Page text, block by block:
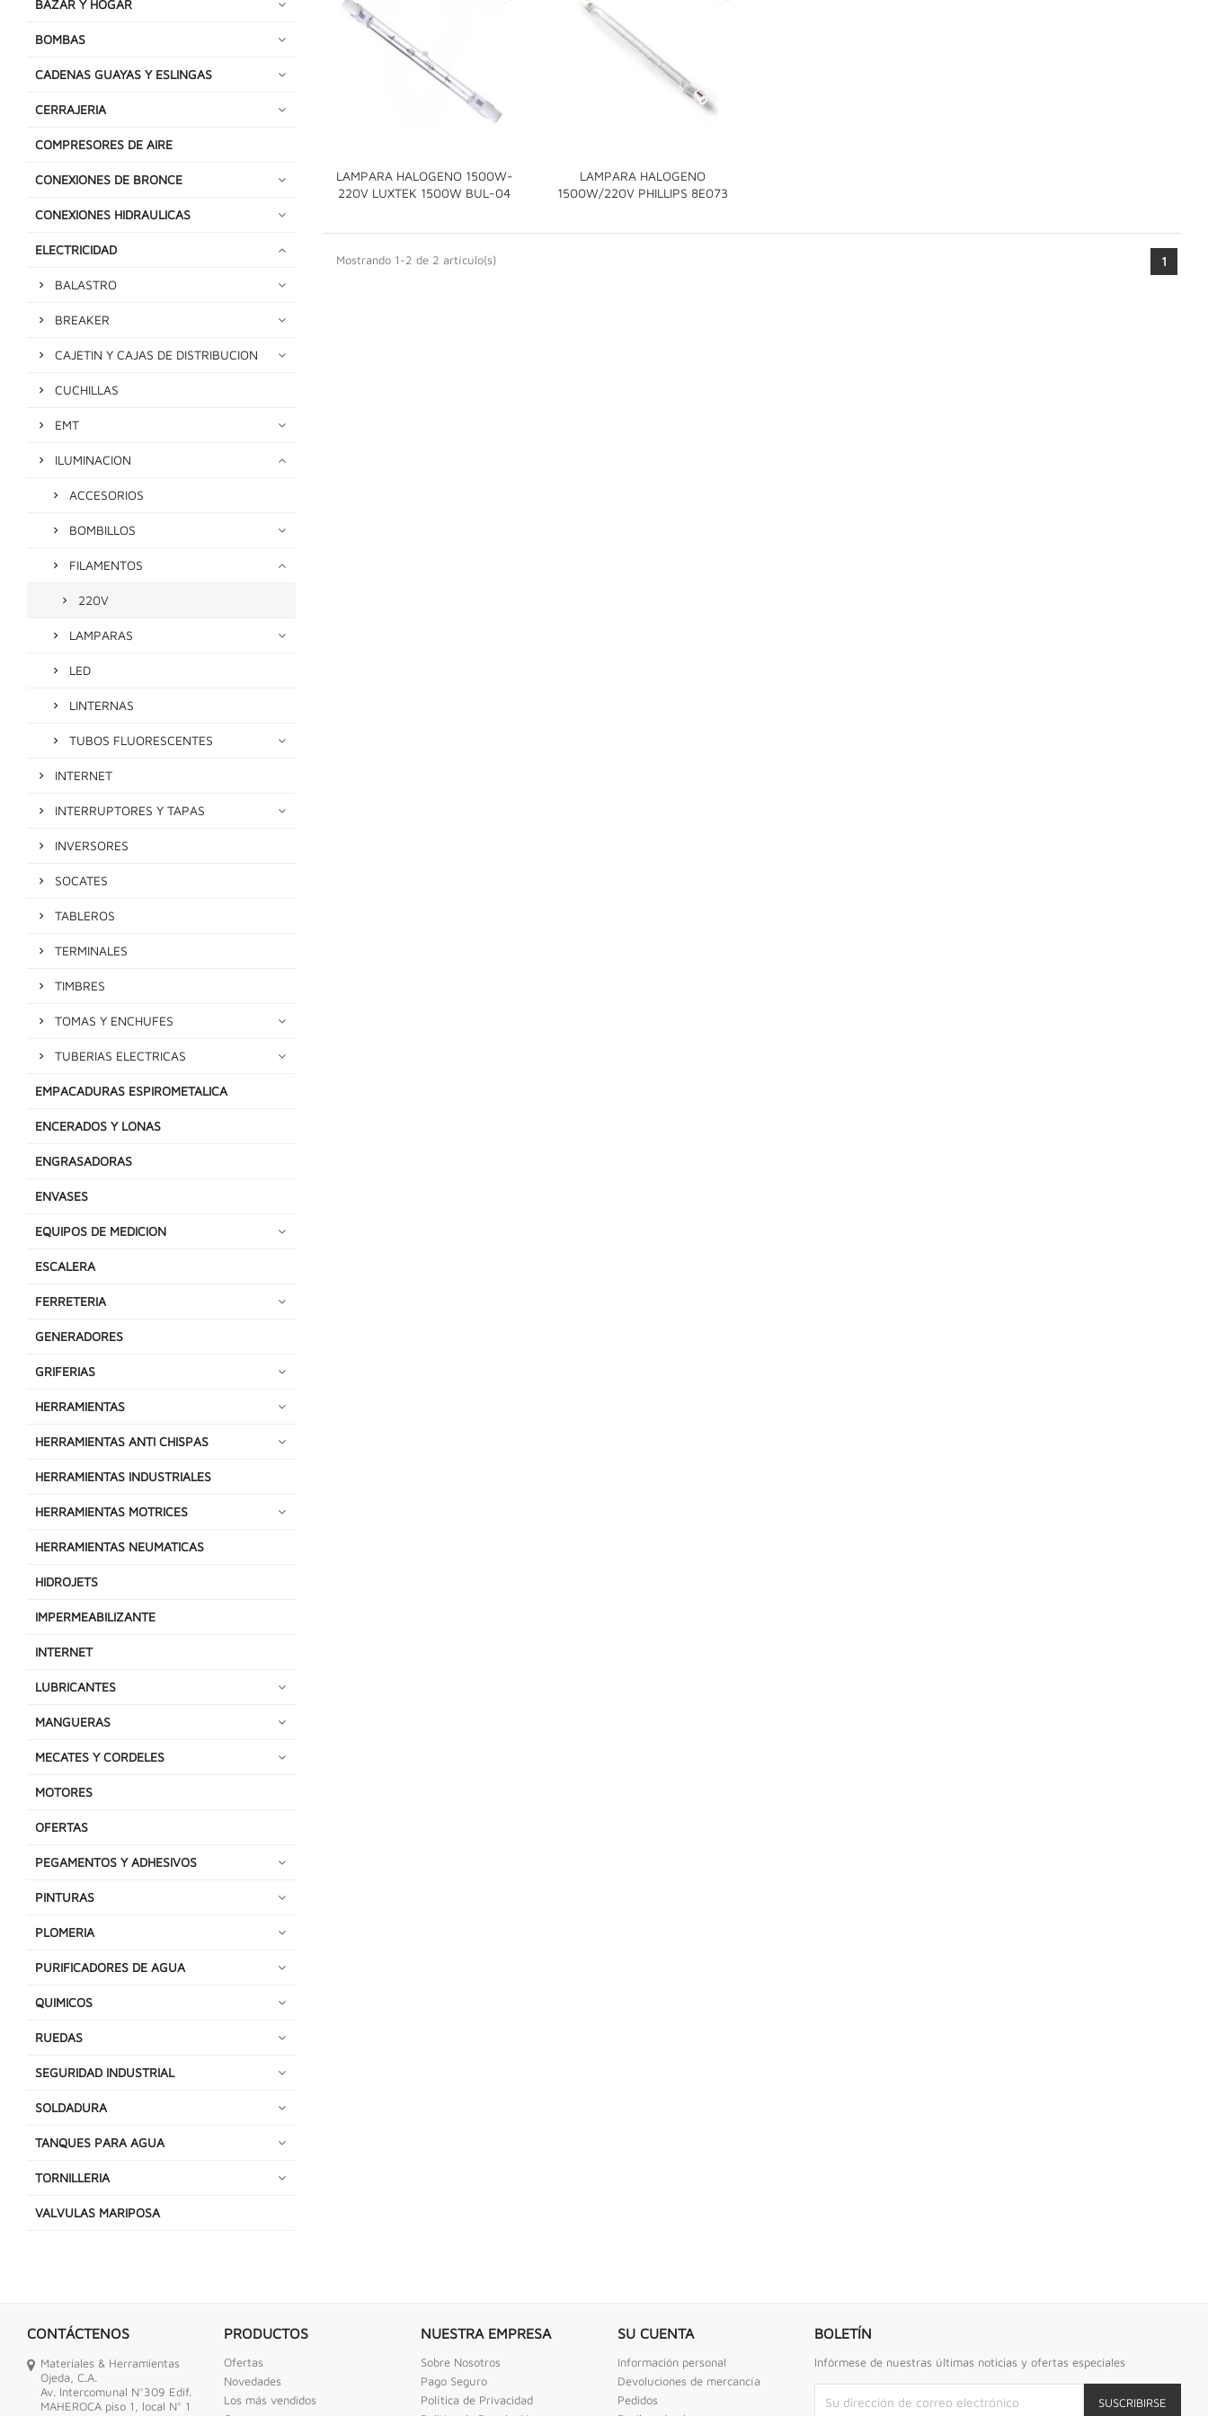
BAZAR Y HOGAR
BOMBAS
CADENAS GUAYAS Y ESLINGAS
CERRAJERIA
COMPRESORES DE AIRE
CONEXIONES DE BRONCE
CONEXIONES HIDRAULICAS
ELECTRICIDAD
BALASTRO
BREAKER
CAJETIN Y CAJAS DE DISTRIBUCION
CUCHILLAS
EMT
ILUMINACION
ACCESORIOS
BOMBILLOS
FILAMENTOS
220V
LAMPARAS
LED
LINTERNAS
TUBOS FLUORESCENTES
INTERNET
INTERRUPTORES Y TAPAS
INVERSORES
SOCATES
TABLEROS
TERMINALES
TIMBRES
TOMAS Y ENCHUFES
TUBERIAS ELECTRICAS
EMPACADURAS ESPIROMETALICA
ENCERADOS Y LONAS
ENGRASADORAS
ENVASES
EQUIPOS DE MEDICION
ESCALERA
FERRETERIA
GENERADORES
GRIFERIAS
HERRAMIENTAS
HERRAMIENTAS ANTI CHISPAS
HERRAMIENTAS INDUSTRIALES
HERRAMIENTAS MOTRICES
HERRAMIENTAS NEUMATICAS
HIDROJETS
IMPERMEABILIZANTE
INTERNET
LUBRICANTES
MANGUERAS
MECATES Y CORDELES
MOTORES
OFERTAS
PEGAMENTOS Y ADHESIVOS
PINTURAS
PLOMERIA
PURIFICADORES DE AGUA
QUIMICOS
RUEDAS
SEGURIDAD INDUSTRIAL
SOLDADURA
TANQUES PARA AGUA
TORNILLERIA
VALVULAS MARIPOSA
LAMPARA HALOGENO 1500W-
220V LUXTEK 1500W BUL-04

LAMPARA HALOGENO
1500W/220V PHILLIPS 8E073

Mostrando 1-2 de 2 artículo(s) 1
CONTÁCTENOS
Materiales & Herramientas
Ojeda, C.A.
Av. Intercomunal N°309 Edif.
MAHEROCA piso 1, local N° 1
PRODUCTOS
Ofertas
Novedades
Los más vendidos
NUESTRA EMPRESA
Sobre Nosotros
Pago Seguro
Política de Privacidad
SU CUENTA
Información personal
Devoluciones de mercancía
Pedidos
BOLETÍN
Infórmese de nuestras últimas noticias y ofertas especiales